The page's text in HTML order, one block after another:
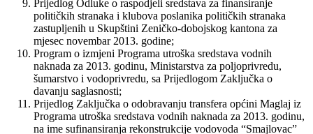
Prijedlog Odluke o raspodjeli sredstava za finansiranje
političkih stranaka i klubova poslanika političkih stranaka
zastupljenih u Skupštini Zeničko-dobojskog kantona za
mjesec novembar 2013. godine;
Program o izmjeni Programa utroška sredstava vodnih
naknada za 2013. godinu, Ministarstva za poljoprivredu,
šumarstvo i vodoprivredu, sa Prijedlogom Zaključka o
davanju saglasnosti;
Prijedlog Zaključka o odobravanju transfera općini Maglaj iz
Programa utroška sredstava vodnih naknada za 2013. godinu,
na ime sufinansiranja rekonstrukcije vodovoda “Smajlovac”